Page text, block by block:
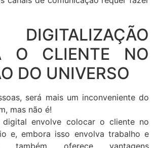
O CLIENTE NO
DO UNIVERSO
será mais um inconveniente do
mas não é!
digital envolve colocar o cliente no
e, embora isso envolva trabalho e